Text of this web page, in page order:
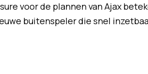
voor de plannen van Ajax
buitenspeler die snel